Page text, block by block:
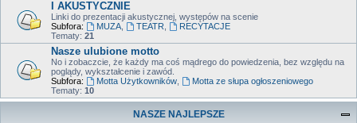
I AKUSTYCZNIE
Linki do prezentacji akustycznej, występów na scenie
Subfora:
MUZA, TEATR
RECYTACJE
Tematy: 21
Nasze ulubione motto
No i zobaczcie, że każdy ma coś mądrego do powiedzenia, bez względu na
poglądy, wykształcenie i zawód.
Subfora:
Motta Użytkowników,
Motta ze słupa ogłoszeniowego
Tematy: 10
NASZE NAJLEPSZE